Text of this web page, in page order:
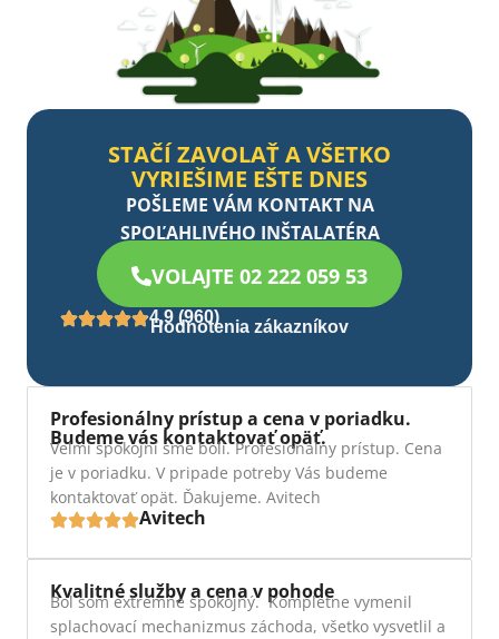
STAČÍ ZAVOLAŤ A VŠETKO
VYRIEŠIME EŠTE DNES
POŠLEME VÁM KONTAKT NA
SPOĽAHLIVÉHO INŠTALATÉRA
VOLAJTE 02 222 059 53
4,9 (960)
Hodnotenia zákazníkov
Profesionálny prístup a cena v poriadku.
Budeme vás kontaktovať opäť.
Velmi spokojní sme boli. Profesionalny prístup. Cena
je v poriadku. V pripade potreby Vás budeme
kontaktovať opät. Ďakujeme. Avitech
Avitech
Kvalitné služby a cena v pohode
Bol som extrémne spokojný. Kompletne vymenil
splachovací mechanizmus záchoda, všetko vysvetlil a